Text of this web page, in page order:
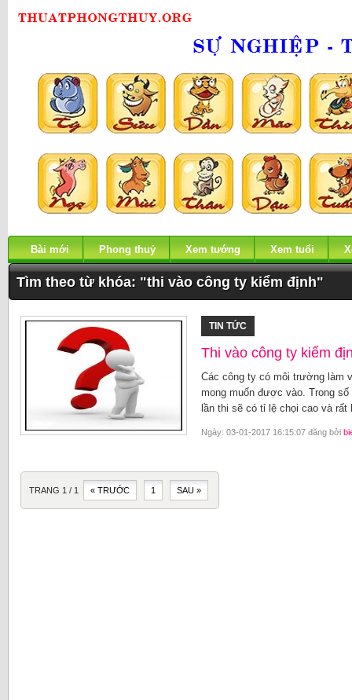
Bài mới Phong thuỷ Xem tướng Xem tuổi
Tìm theo từ khóa: "thi vào công ty kiểm định"
TIN TỨC
Thi vào công ty kiểm
Các công ty có môi trường làm
mong muốn được vào. Trong
lần thi sẽ có tỉ lệ chọi cao và rất
Ngày: 03-01-2017 16:15:07 đăng bởi
TRANG 1 / 1 « TRƯỚC 1 SAU »